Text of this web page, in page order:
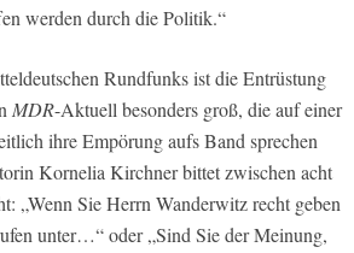
werden durch die Politik.“
Rundfunks ist die Entrüstung
MDR-Aktuell besonders groß, die auf einer
ihre Empörung aufs Band sprechen
Kornelia Kirchner bittet zwischen acht
„Wenn Sie Herrn Wanderwitz recht geben
unter…“ oder „Sind Sie der Meinung,